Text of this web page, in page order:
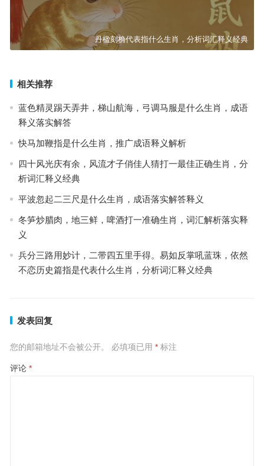
丹楹刻桷代表指什么生肖，分析词汇释义经典
相关推荐
蓝色精灵踢天弄井，梯山航海，弓调马服是什么生肖，成语
释义落实解答
快马加鞭指是什么生肖，推广成语释义解析
四十风光庆有余，风流才子俏佳人猜打一最佳正确生肖，分
析词汇释义经典
平波忽起二三尺是什么生肖，成语落实解答释义
冬笋炒腊肉，地三鲜，啤酒打一准确生肖，词汇解析落实释
义
兵分三路用妙计，二带四五里手得。易如反掌吼蓝珠，依然
不恋历史篇指是代表什么生肖，分析词汇释义经典
发表回复
您的邮箱地址不会被公开。 必填项已用 *标注
评论 *